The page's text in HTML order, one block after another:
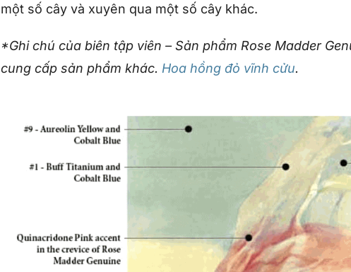
một số cây và xuyên qua một số cây khác.
*Ghi chú của biên tập viên – Sản phẩm Rose Madder
cung cấp sản phẩm khác. Hoa hồng đỏ vĩnh cửu.